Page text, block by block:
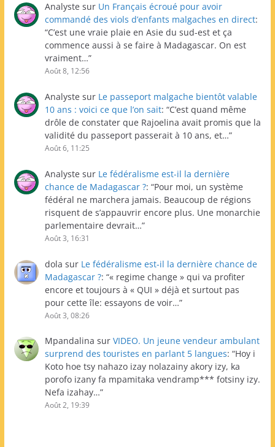
Analyste sur Un Français écroué pour avoir
commandé des viols d’enfants malgaches en direct:
“C’est une vraie plaie en Asie du sud-est et ça
commence aussi à se faire à Madagascar. On est
vraiment…”
Août 8, 12:56
Analyste sur Le passeport malgache bientôt valable
10 ans : voici ce que l’on sait: “C’est quand même
drôle de constater que Rajoelina avait promis que la
validité du passeport passerait à 10 ans, et…”
Août 6, 11:25
Analyste sur Le fédéralisme est-il la dernière
chance de Madagascar ?: “Pour moi, un système
fédéral ne marchera jamais. Beaucoup de régions
risquent de s’appauvrir encore plus. Une monarchie
parlementaire devrait…”
Août 3, 16:31
dola sur Le fédéralisme est-il la dernière chance de
Madagascar ?: “« regime change » qui va profiter
encore et toujours à « QUI » déjà et surtout pas
pour cette île: essayons de voir…”
Août 3, 08:26
Mpandalina sur VIDEO. Un jeune vendeur ambulant
surprend des touristes en parlant 5 langues: “Hoy i
Koto hoe tsy nahazo izay nolazainy akory izy, ka
porofo izany fa mpamitaka vendramp*** fotsiny izy.
Nefa izahay…”
Août 2, 19:39